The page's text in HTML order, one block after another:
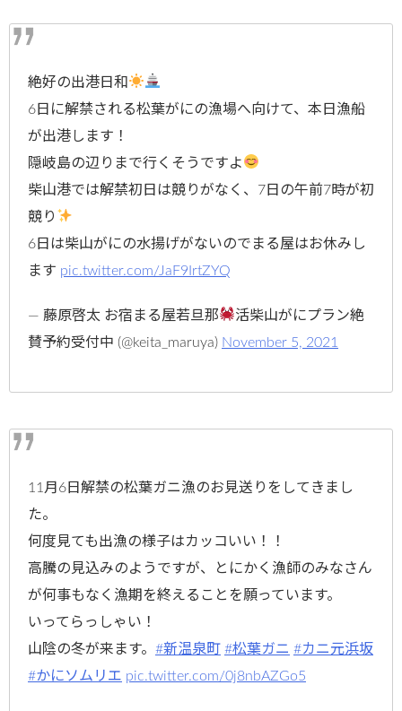
絶好の出港日和
6日に解禁される松葉がにの漁場へ向けて、本日漁船
が出港します！
隠岐島の辺りまで行くそうですよ
柴山港では解禁初日は競りがなく、7日の午前7時が初
競り
6日は柴山がにの水揚げがないのでまる屋はお休みし
ます pic.twitter.com/JaF9IrtZYQ
— 藤原啓太 お宿まる屋若旦那
活柴山がにプラン絶
賛予約受付中 (@keita_maruya) November 5, 2021
11月6日解禁の松葉ガニ漁のお見送りをしてきまし
た。
何度見ても出漁の様子はカッコいい！！
高騰の見込みのようですが、とにかく漁師のみなさん
が何事もなく漁期を終えることを願っています。
いってらっしゃい！
山陰の冬が来ます。 #新温泉町 #松葉ガニ #カニ元浜坂
#かにソムリエ pic.twitter.com/0j8nbAZGo5